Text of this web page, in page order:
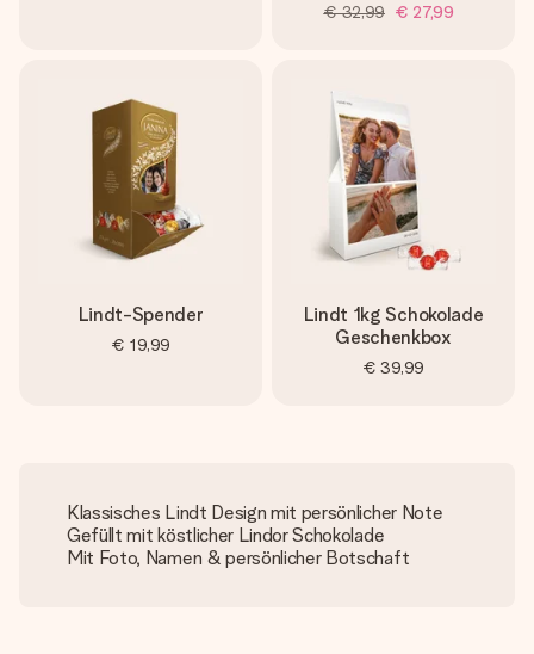
€ 32,99 € 27,99
Lindt-Spender
€ 19,99
Lindt 1kg Schokolade
Geschenkbox
€ 39,99
Klassisches Lindt Design mit persönlicher Note
Gefüllt mit köstlicher Lindor Schokolade
Mit Foto, Namen & persönlicher Botschaft